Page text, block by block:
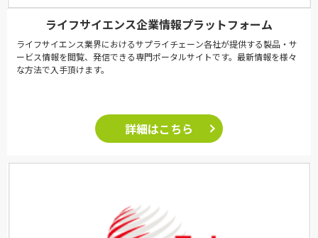
ライフサイエンス企業情報プラットフォーム
ライフサイエンス業界におけるサプライチェーン各社が提供する製品・サ
ービス情報を閲覧、発信できる専門ポータルサイトです。最新情報を様々
な方法で入手頂けます。
詳細はこちら